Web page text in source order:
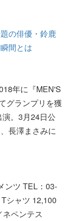
の俳優・鈴鹿
間とは
年に『MEN'S
グランプリを獲
。3月24日公
長澤まさみに
ンツ TEL：03-
シャツ 12,100
ペンテス